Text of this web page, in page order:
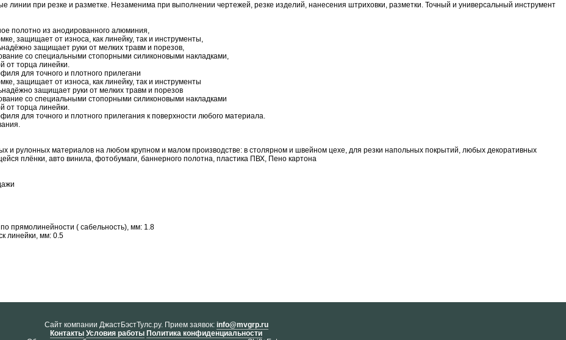
линии при резке и разметке. Незаменима при выполнении чертежей, резке изделий, нанесения штриховки, разметки. Точный и универсальный инструмент
полотно из анодированного алюминия,
защищает от износа, как линейку, так и инструменты,
защищает руки от мелких травм и порезов,
со специальными стопорными силиконовыми накладками,
от торца линейки.
для точного и плотного прилегани
защищает от износа, как линейку, так и инструменты
защищает руки от мелких травм и порезов
со специальными стопорными силиконовыми накладками
от торца линейки.
для точного и плотного прилегания к поверхности любого материала.
и рулонных материалов на любом крупном и малом производстве: в столярном и швейном цехе, для резки напольных покрытий, любых декоративных
плёнки, авто винила, фотобумаги, баннерного полотна, пластика ПВХ, Пено картона
прямолинейности ( сабельность), мм: 1.8
линейки, мм: 0.5
Cайт компании ДжастБэстТулс.ру. Прием заявок: info@mvgrp.ru
Контакты Условия работы Политика конфиденциальности